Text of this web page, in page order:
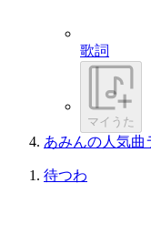
歌詞
マイうた
あみんの人気曲
待つわ